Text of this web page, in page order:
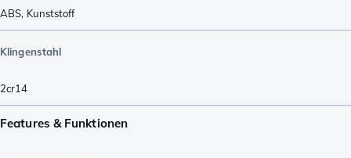
ABS, Kunststoff
Klingenstahl
2cr14
Features & Funktionen